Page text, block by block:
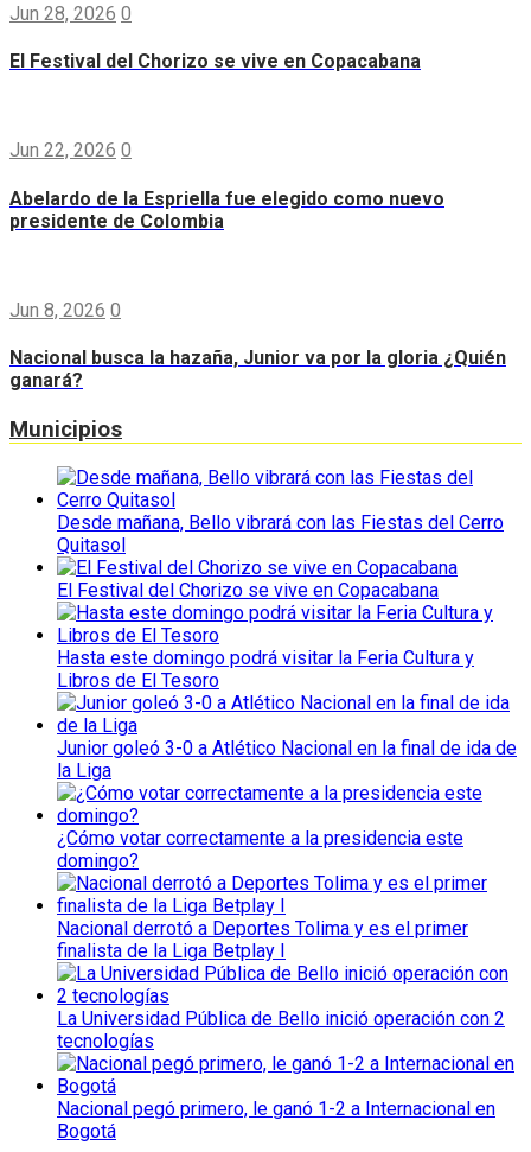
Jun 28, 2026 0
El Festival del Chorizo se vive en Copacabana
Jun 22, 2026 0
Abelardo de la Espriella fue elegido como nuevo
presidente de Colombia
Jun 8, 2026 0
Nacional busca la hazaña, Junior va por la gloria ¿Quién
ganará?
Municipios
Desde mañana, Bello vibrará con las Fiestas del Cerro
Quitasol
El Festival del Chorizo se vive en Copacabana
Hasta este domingo podrá visitar la Feria Cultura y
Libros de El Tesoro
Junior goleó 3-0 a Atlético Nacional en la final de ida de
la Liga
¿Cómo votar correctamente a la presidencia este
domingo?
Nacional derrotó a Deportes Tolima y es el primer
finalista de la Liga Betplay I
La Universidad Pública de Bello inició operación con 2
tecnologías
Nacional pegó primero, le ganó 1-2 a Internacional en
Bogotá